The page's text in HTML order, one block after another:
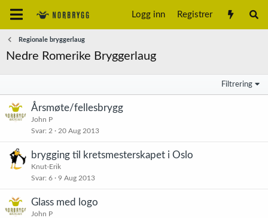
Logg inn Registrer
Regionale bryggerlaug
Nedre Romerike Bryggerlaug
Filtrering
Årsmøte/fellesbrygg
John P
Svar 2 20 Aug 2013
brygging til kretsmesterskapet i Oslo
Knut-Erik
Svar 6 9 Aug 2013
Glass med logo
John P